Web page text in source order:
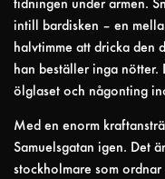
tidningen under armen.
intill bardisken – en
halvtimme att dricka den
han beställer inga nötter.
ölglaset och någonting
Med en enorm
Samuelsgatan igen. Det
stockholmare som